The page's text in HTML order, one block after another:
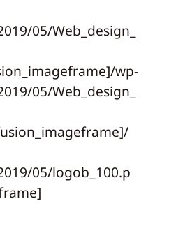
05/Web_design_
wp-
05/Web_design_
05/logob_100.p